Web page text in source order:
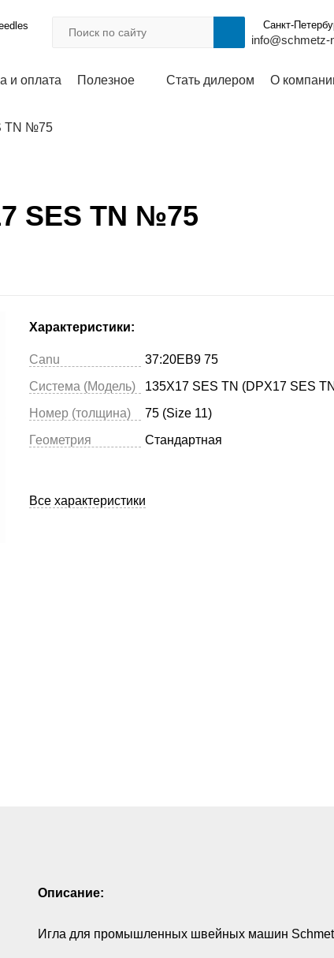
Санкт-
info@schmetz-
и оплата Полезное Стать дилером О
TN №75
SES TN №75
Характеристики:
Canu
37:20EB9 75
Система (Модель)
135X17 SES TN (DPX17 SES
Номер (толщина)
75 (Size 11)
Геометрия
Стандартная
Все характеристики
Описание:
Игла для промышленных швейных машин